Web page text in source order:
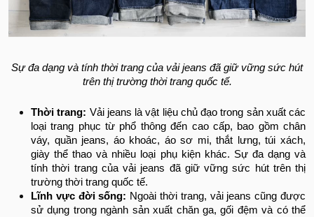
Sự đa dạng và tính thời trang của vải jeans đã giữ vững sức hút
trên thị trường thời trang quốc tế.
Thời trang: Vải jeans là vật liệu chủ đạo trong sản xuất các
loại trang phục từ phổ thông đến cao cấp, bao gồm chân
váy, quần jeans, áo khoác, áo sơ mi, thắt lưng, túi xách,
giày thể thao và nhiều loại phụ kiện khác. Sự đa dạng và
tính thời trang của vải jeans đã giữ vững sức hút trên thị
trường thời trang quốc tế.
Lĩnh vực đời sống: Ngoài thời trang, vải jeans cũng được
sử dụng trong ngành sản xuất chăn ga, gối đệm và có thể